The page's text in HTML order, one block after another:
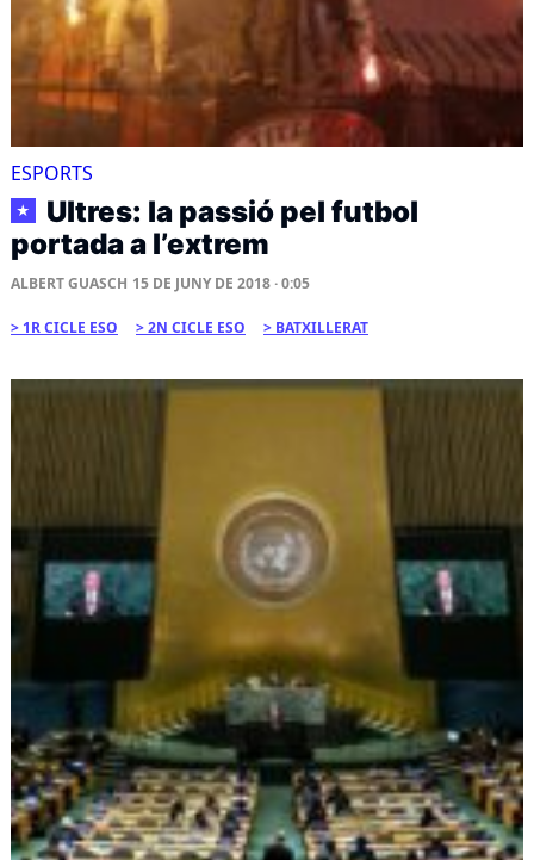
ESPORTS
★
Ultres: la passió pel futbol
portada a l’extrem
ALBERT GUASCH 15 DE JUNY DE 2018 · 0:05
1R CICLE ESO 2N CICLE ESO BATXILLERAT